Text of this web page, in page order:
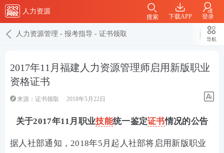
人力资源
下载APP 登录
搜索
人力资源管理 - 报考指导 - 证书领取
导航
2017年11月福建人力资源管理师启用新版职业
资格证书
来源： 证书领取 2018年5月22日
关于2017年11月职业技能统一鉴定证书情况的公告
据人社部通知，2018年5月起人社部将启用新版职业